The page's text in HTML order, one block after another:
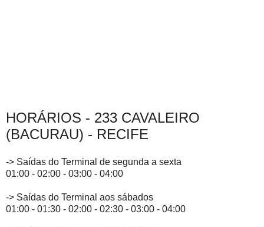
HORÁRIOS - 233 CAVALEIRO
(BACURAU) - RECIFE
-> Saídas do Terminal de segunda a sexta
01:00 - 02:00 - 03:00 - 04:00
-> Saídas do Terminal aos sábados
01:00 - 01:30 - 02:00 - 02:30 - 03:00 - 04:00